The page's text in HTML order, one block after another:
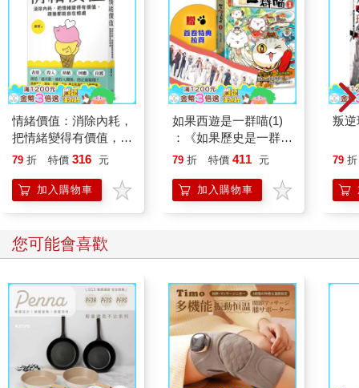
情緒價值：消除內耗，
把情緒變得有價值，跟
誰都能自在相處
79 折 特價 316 元
加入購物車
如果西遊是一群喵(1)
：《如果歷史是一群
喵》作者最新力作，附
79 折 特價 411 元
加入購物車
叛逆
79 折
您可能會喜歡